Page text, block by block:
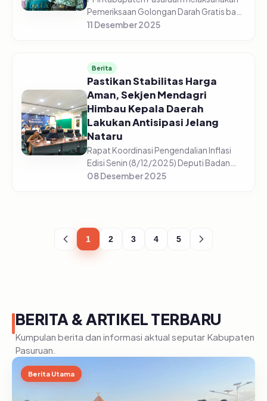
Pemeriksaan Golongan Darah Gratis bagi
5.225 pelajar di 44 sekolah yang tersebar
11 Desember 2025
Berita
Pastikan Stabilitas Harga
Aman, Sekjen Mendagri
Himbau Kepala Daerah
Lakukan Antisipasi Jelang
Nataru
Rapat Koordinasi Pengendalian Inflasi
Edisi Senin (8/12/2025) Deputi Badan
Pusat Statistik, Pudji Ismartini
08 Desember 2025
1 2 3 4 5
BERITA & ARTIKEL TERBARU
Kumpulan berita dan informasi aktual seputar Kabupaten
Pasuruan.
Berita Utama